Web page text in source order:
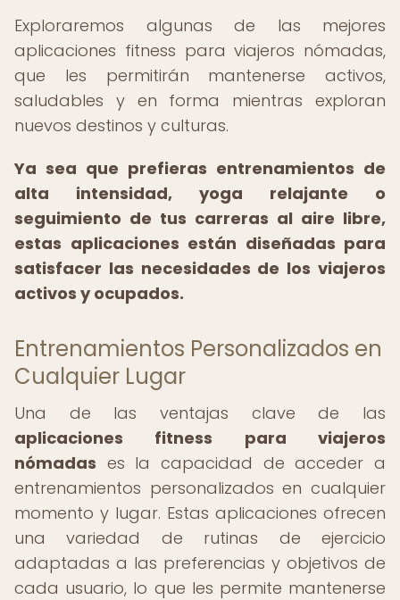
Exploraremos algunas de las mejores
aplicaciones fitness para viajeros nómadas,
que les permitirán mantenerse activos,
saludables y en forma mientras exploran
nuevos destinos y culturas.
Ya sea que prefieras entrenamientos de
alta intensidad, yoga relajante o
seguimiento de tus carreras al aire libre,
estas aplicaciones están diseñadas para
satisfacer las necesidades de los viajeros
activos y ocupados.
Entrenamientos Personalizados en
Cualquier Lugar
Una de las ventajas clave de las
aplicaciones fitness para viajeros
nómadas es la capacidad de acceder a
entrenamientos personalizados en cualquier
momento y lugar. Estas aplicaciones ofrecen
una variedad de rutinas de ejercicio
adaptadas a las preferencias y objetivos de
cada usuario, lo que les permite mantenerse